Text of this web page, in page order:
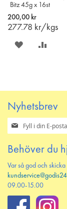
Bitz 45g x 16st
200,00 kr
277.78 kr/kgs
SPARA
Nyhetsbrev
Prenumerera
på
nyhetsbrev
Behöver du
Var så god och skicka
09.00-15.00